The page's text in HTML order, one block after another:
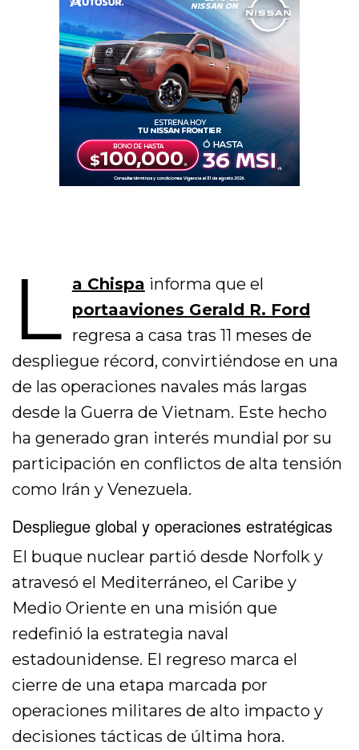
L a Chispa informa que el
portaaviones Gerald R. Ford
regresa a casa tras 11 meses de
despliegue récord, convirtiéndose en una
de las operaciones navales más largas
desde la Guerra de Vietnam. Este hecho
ha generado gran interés mundial por su
participación en conflictos de alta tensión
como Irán y Venezuela.
Despliegue global y operaciones estratégicas
El buque nuclear partió desde Norfolk y
atravesó el Mediterráneo, el Caribe y
Medio Oriente en una misión que
redefinió la estrategia naval
estadounidense. El regreso marca el
cierre de una etapa marcada por
operaciones militares de alto impacto y
decisiones tácticas de última hora.